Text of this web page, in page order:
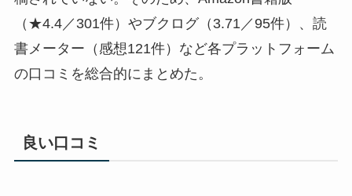
（★4.4／301件）やブクログ（3.71／95件）、読
書メーター（感想121件）など各プラットフォーム
の口コミを総合的にまとめた。
良い口コミ